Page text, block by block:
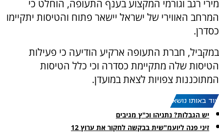
מירי רגב וגורמי המקצוע בענף התעופה, הוחלט כי
המרחב האווירי של ישראל יישאר פתוח והטיסות יתקיימו
כסדרן.
במקביל, חברת התעופה ארקיע הודיעה כי פעילות
הטיסות שלה מתקיימת כסדרה וכי כלל הטיסות
המתוכננות צפויות לצאת במועדן.
עוד באותו נושא:
יש הגבלות? נתניהו וכ"ץ מגיבים
זיני פנה ליועמ"שית בבקשה לחקור את ערוץ 12